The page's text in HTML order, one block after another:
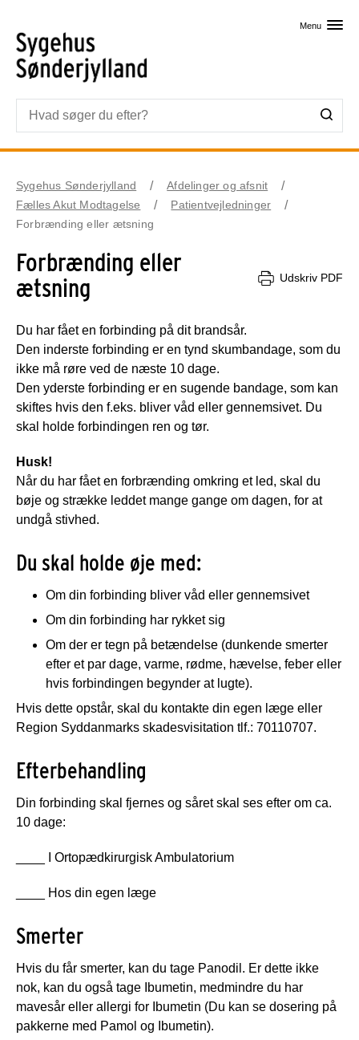
Menu
Sygehus Sønderjylland
Afdelinger og afsnit
Fælles Akut Modtagelse
Patientvejledninger
Forbrænding eller ætsning
Forbrænding eller
ætsning
Udskriv PDF
Du har fået en forbinding på dit brandsår.
Den inderste forbinding er en tynd skumbandage, som du
ikke må røre ved de næste 10 dage.
Den yderste forbinding er en sugende bandage, som kan
skiftes hvis den f.eks. bliver våd eller gennemsivet. Du
skal holde forbindingen ren og tør.
Husk!
Når du har fået en forbrænding omkring et led, skal du
bøje og strække leddet mange gange om dagen, for at
undgå stivhed.
Du skal holde øje med:
Om din forbinding bliver våd eller gennemsivet
Om din forbinding har rykket sig
Om der er tegn på betændelse (dunkende smerter
efter et par dage, varme, rødme, hævelse, feber eller
hvis forbindingen begynder at lugte).
Hvis dette opstår, skal du kontakte din egen læge eller
Region Syddanmarks skadesvisitation tlf.: 70110707.
Efterbehandling
Din forbinding skal fjernes og såret skal ses efter om ca.
10 dage:
____ I Ortopædkirurgisk Ambulatorium
____ Hos din egen læge
Smerter
Hvis du får smerter, kan du tage Panodil. Er dette ikke
nok, kan du også tage Ibumetin, medmindre du har
mavesår eller allergi for Ibumetin (Du kan se dosering på
pakkerne med Pamol og Ibumetin).